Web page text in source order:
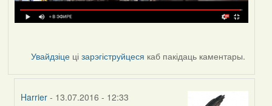
Увайдзіце цізарэгіструйцеся каб пакідаць каментары.
Harrier - 13.07.2016 - 12:33